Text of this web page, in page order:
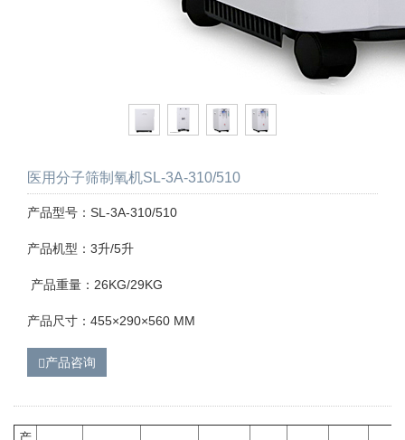
医用分子筛制氧机SL-3A-310/510
产品型号：SL-3A-310/510
产品机型：3升/5升
产品重量：26KG/29KG
产品尺寸：455×290×560 MM
产品咨询